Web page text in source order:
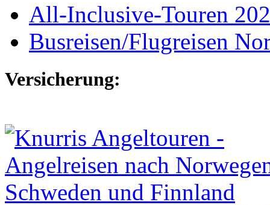
All-Inclusive-Touren
Busreisen/Flugreisen
Versicherung: